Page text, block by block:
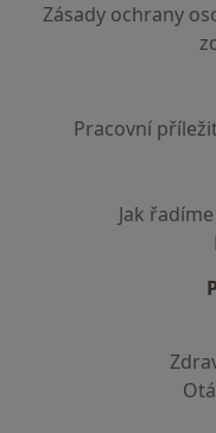
Zásady ochrany
Pracovní
Jak